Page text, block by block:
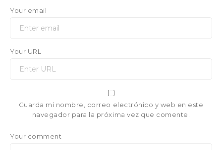
Your email
Your URL
Guarda mi nombre, correo electrónico y web en este
navegador para la próxima vez que comente.
Your comment